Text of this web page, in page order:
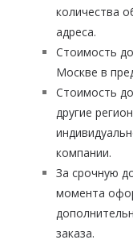
количества
адреса.
Стоимость
Москве в
Стоимость
другие
компании.
За срочную
момента
заказа.